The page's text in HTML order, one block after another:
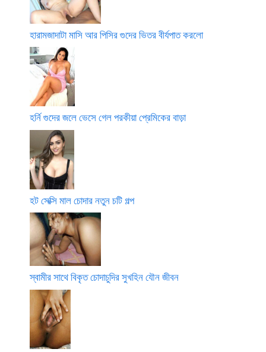
হারামজাদাটা মাসি আর পিসির গুদের ভিতর বীর্যপাত করলো
হর্নি গুদের জলে ভেসে গেল পরকীয়া প্রেমিকের বাড়া
হট সেক্সি মাল চোদার নতুন চটি গল্প
স্বামীর সাথে বিকৃত চোদাচুদির সুখহিন যৌন জীবন